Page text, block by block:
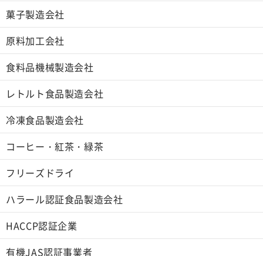
菓子製造会社
原料加工会社
食料品機械製造会社
レトルト食品製造会社
冷凍食品製造会社
コーヒー・紅茶・緑茶
フリーズドライ
ハラール認証食品製造会社
HACCP認証企業
有機JAS認証事業者